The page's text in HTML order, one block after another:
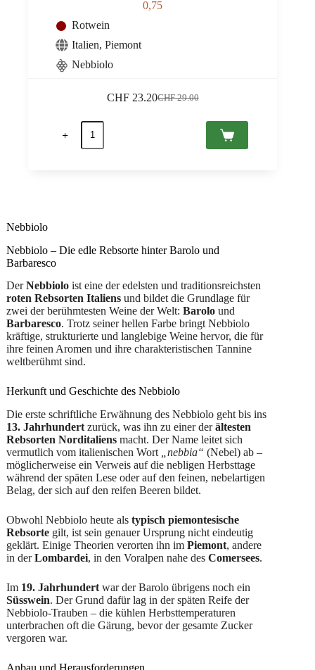
0,75
Rotwein
Italien, Piemont
Nebbiolo
CHF29.00
Ursprünglicher
CHF23.20Aktueller
Bric
Ginestra
2020
Nebbiolo
Nebbiolo – Die edle Rebsorte hinter Barolo und
Barbaresco
DerNebbioloist eine der edelsten und traditionsreichsten
roten Rebsorten Italiensund bildet die Grundlage für
zwei der berühmtesten Weine der Welt: Barolound
Barbaresco. Trotz seiner hellen Farbe bringt Nebbiolo
kräftige, strukturierte und langlebige Weine hervor, die für
ihre feinen Aromen und ihre charakteristischen Tannine
weltberühmt sind.
Herkunft und Geschichte des Nebbiolo
Die erste schriftliche Erwähnung des Nebbiolo geht bis ins
13. Jahrhundertzurück, was ihn zu einer derältesten
Rebsorten Norditaliensmacht. Der Name leitet sich
vermutlich vom italienischen Wort
„nebbia“ (Nebel) ab –
möglicherweise ein Verweis auf die nebligen Herbsttage
während der späten Lese oder auf den feinen, nebelartigen
Belag, der sich auf den reifen Beeren bildet.
Obwohl Nebbiolo heute als typisch piemontesische
Rebsortegilt, ist sein genauer Ursprung nicht eindeutig
geklärt. Einige Theorien verorten ihn im Piemont, andere
in derLombardei, in den Voralpen nahe des Comersees.
Im 19. Jahrhundertwar der Barolo übrigens noch ein
Süsswein. Der Grund dafür lag in der späten Reife der
Nebbiolo-Trauben – die kühlen Herbsttemperaturen
unterbrachen oft die Gärung, bevor der gesamte Zucker
vergoren war.
Anbau und Herausforderungen